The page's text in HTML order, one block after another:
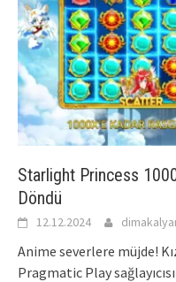
Starlight Princess
Döndü
12.12.2024
Anime severlere müjde!
Pragmatic Play